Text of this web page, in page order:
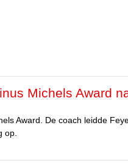
Michels Award
Award. De coach leidde
op.